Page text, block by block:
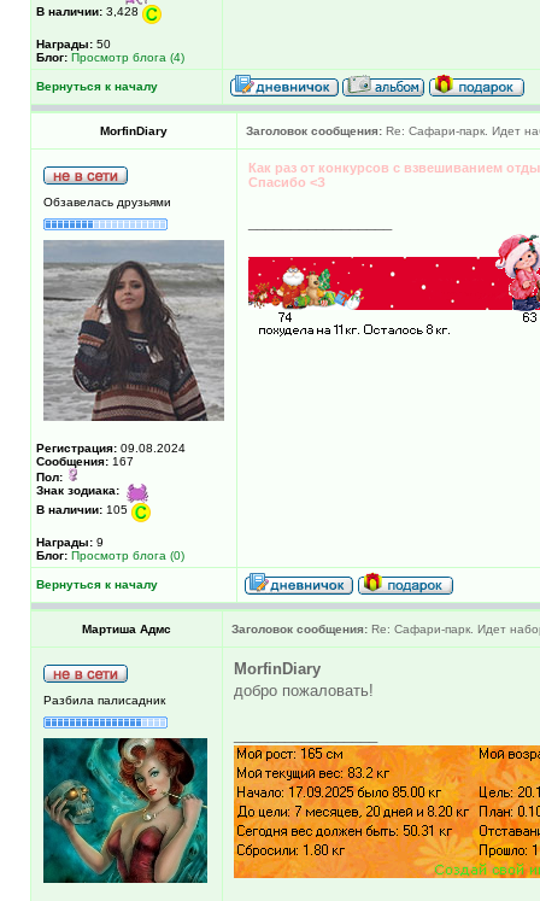
В наличии: 3,428
Награды: 50
Блог: Просмотр блога (4)
Вернуться к началу
MorfinDiary Заголовок сообщения: Re: Сафари-парк. Идет
Обзавелась друзьями
Регистрация: 09.08.2024
Сообщения: 167
Пол:
Знак зодиака:
В наличии: 105
Награды: 9
Блог: Просмотр блога (0)
Как раз от конкурсов с взвешиванием
Спасибо <З
Вернуться к началу
Мартиша Адмс Заголовок сообщения: Re: Сафари-парк. Идет
Разбила палисадник
MorfinDiary
добро пожаловать!